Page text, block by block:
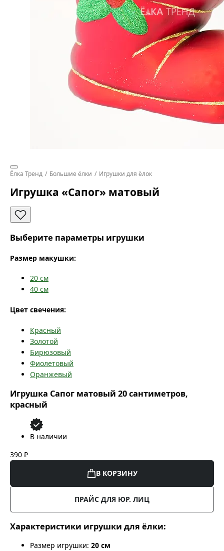
Ёлка Тренд Большие ёлки Игрушки для ёлок
Игрушка «Сапог» матовый
Выберите параметры игрушки
Размер макушки:
20 см
40 см
Цвет свечения:
Красный
Золотой
Бирюзовый
Фиолетовый
Оранжевый
Игрушка Сапог матовый 20 сантиметров,
красный
В наличии
390 ₽
В КОРЗИНУ
ПРАЙС ДЛЯ ЮР. ЛИЦ
Характеристики игрушки для ёлки:
Размер игрушки: 20 см